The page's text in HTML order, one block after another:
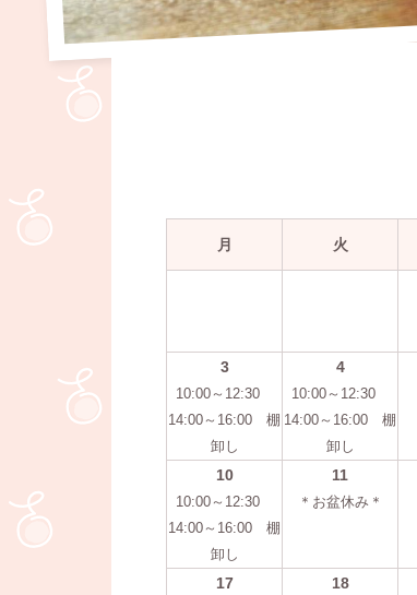
月 火
3
10:00～12:30
14:00～16:00 棚
卸し
4
10:00～12:30
14:00～16:00 棚
卸し
10
10:00～12:30
14:00～16:00 棚
卸し
11
＊お盆休み＊
17 18